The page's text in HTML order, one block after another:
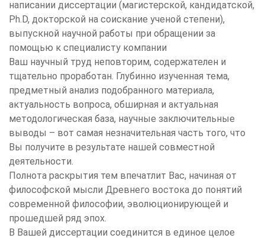
написании диссертации (магистерской, кандидатской,
Ph.D, докторской на соискание ученой степени),
выпускной научной работы при обращении за
помощью к специалисту компании
Ваш научный труд неповторим, содержателен и
тщательно проработан. Глубинно изученная тема,
предметный анализ подобранного материала,
актуальность вопроса, обширная и актуальная
методологическая база, научные заключительные
выводы – вот самая незначительная часть того, что
Вы получите в результате нашей совместной
деятельности.
Полнота раскрытия тем впечатлит Вас, начиная от
философской мысли Древнего востока до понятий
современной философии, эволюционирующей и
прошедшей ряд эпох.
В Вашей диссертации соединится в единое целое